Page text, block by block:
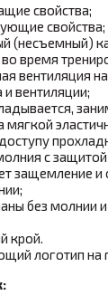
свойства;
свойства;
(несъемный)
во время
вентиляция
вентиляции;
мягкой
с
защемление и
без молнии
крой.
логотип на